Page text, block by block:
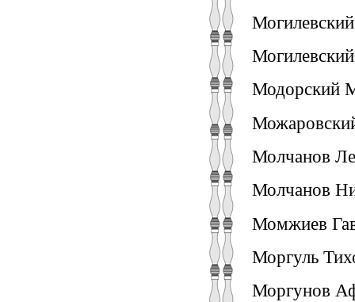
Модорский
Молчанов
Молчанов
Момжиев
Моргуль
Моргунов